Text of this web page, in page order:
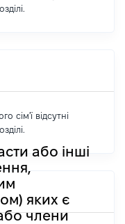
сім'ї відсутні
або інші
яких є
члени